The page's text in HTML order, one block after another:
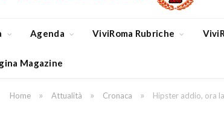
Agenda ViviRoma Rubriche
Magazine
Home » Attualità » Cronaca » Hipster addio, ora